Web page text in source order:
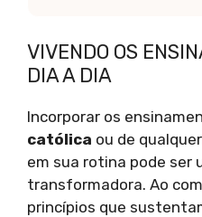
VIVENDO OS
DIA A DIA
Incorporar os
católica ou de
em sua rotina pode ser
transformadora. Ao
princípios que